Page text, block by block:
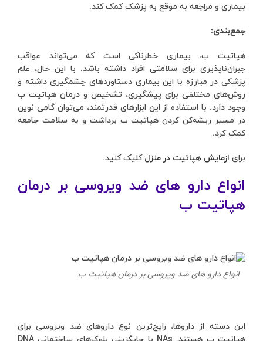
بیماری و مراجعه به موقع به پزشک کمک کند.
جمع‌بندی:
هپاتیت ب، بیماری خطرناکی است که می‌تواند عواقب
جبران‌ناپذیری برای سلامتی افراد داشته باشد. با این حال، علم
پزشکی در مبارزه با این بیماری دستاوردهای چشمگیری داشته و
روش‌های مختلفی برای پیشگیری، تشخیص و درمان هپاتیت ب
وجود دارد. با استفاده از این ابزارهای قدرتمند، می‌توان گامی نوین
در مسیر ریشه‌کن کردن هپاتیت ب برداشت و به سلامت جامعه
کمک کرد.
برای ازمایش هپاتیت در منزل کلیک کنید.
انواع دارو های ضد ویروسی بر درمان
هپاتیت ب
انواع دارو های ضد ویروسی بر درمان هپاتیت ب
این دسته از داروها، رایج‌ترین نوع داروهای ضد ویروسی برای